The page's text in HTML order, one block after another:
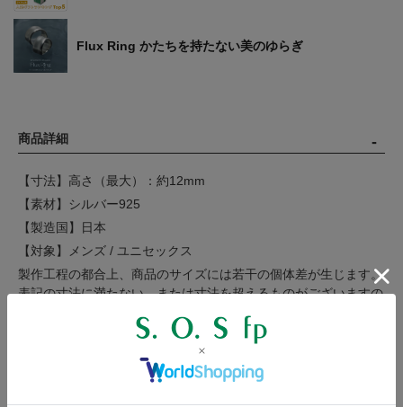
Flux Ring かたちを持たない美のゆらぎ
商品詳細
【寸法】高さ（最大）：約12mm
【素材】シルバー925
【製造国】日本
【対象】メンズ / ユニセックス
製作工程の都合上、商品のサイズには若干の個体差が生じます。
表記の寸法に満たない、または寸法を超えるものがございますの